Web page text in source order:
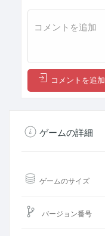
コメントを追加
ゲームの詳細
ゲームのサイズ
バージョン番号